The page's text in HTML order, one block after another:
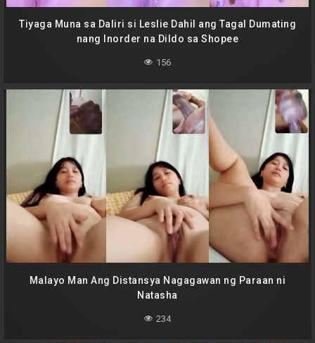
Tiyaga Muna sa Daliri si Leslie Dahil ang Tagal Dumating
nang Inorder na Dildo sa Shopee
156
Malayo Man Ang Distansya Nagagawan ng Paraan ni
Natasha
234